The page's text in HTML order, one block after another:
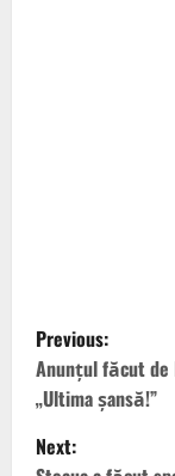
P
o
s
Previous:
Anunțul făcut de
„Ultima șansă!”
Next: